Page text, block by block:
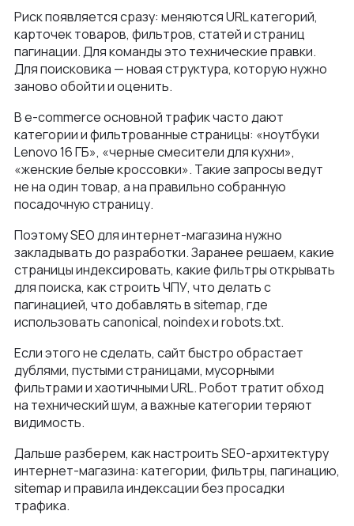
Разработка конфигураторов
Интернет-магазин для селлеров WB и Ozon
Минск, Тимирязева 72/1
Москва, 2-я Тверская-Ямская 18, помещ.
7/2
Риск появляется сразу: меняются URL категорий,
карточек товаров, фильтров, статей и страниц
пагинации. Для команды это технические правки.
Для поисковика — новая структура, которую нужно
заново обойти и оценить.
В e-commerce основной трафик часто дают
категории и фильтрованные страницы: «ноутбуки
Lenovo 16 ГБ», «черные смесители для кухни»,
«женские белые кроссовки». Такие запросы ведут
не на один товар, а на правильно собранную
посадочную страницу.
Поэтому SEO для интернет-магазина нужно
закладывать до разработки. Заранее решаем, какие
страницы индексировать, какие фильтры открывать
для поиска, как строить ЧПУ, что делать с
пагинацией, что добавлять в sitemap, где
использовать canonical, noindex и robots.txt.
Если этого не сделать, сайт быстро обрастает
дублями, пустыми страницами, мусорными
фильтрами и хаотичными URL. Робот тратит обход
на технический шум, а важные категории теряют
видимость.
Дальше разберем, как настроить SEO-архитектуру
интернет-магазина: категории, фильтры, пагинацию,
sitemap и правила индексации без просадки
трафика.